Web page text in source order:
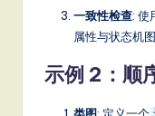
一致性检查: 使
属性与状态机
示例 2：顺